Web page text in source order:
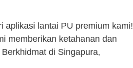
aplikasi lantai PU premium kami!
memberikan ketahanan dan
di Singapura,